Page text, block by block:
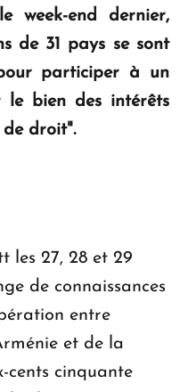
concrète, la
ne se pose pas. "
résilience et d'avenir
week-end dernier,
de 31 pays se sont
participer à un
le bien des intérêts
droit".
les 27, 28 et 29
de connaissances
entre
et de la
cents cinquante